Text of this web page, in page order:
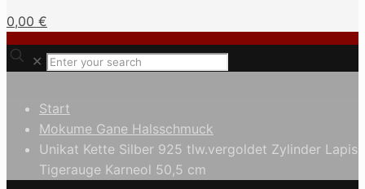
0,00 €
✕
Start
Mokume Gane Halsschmuck
Unikat Kette Silber 925 tlw.vergoldet Zylinder Lapis
Tigerauge Karneol 50,5 cm